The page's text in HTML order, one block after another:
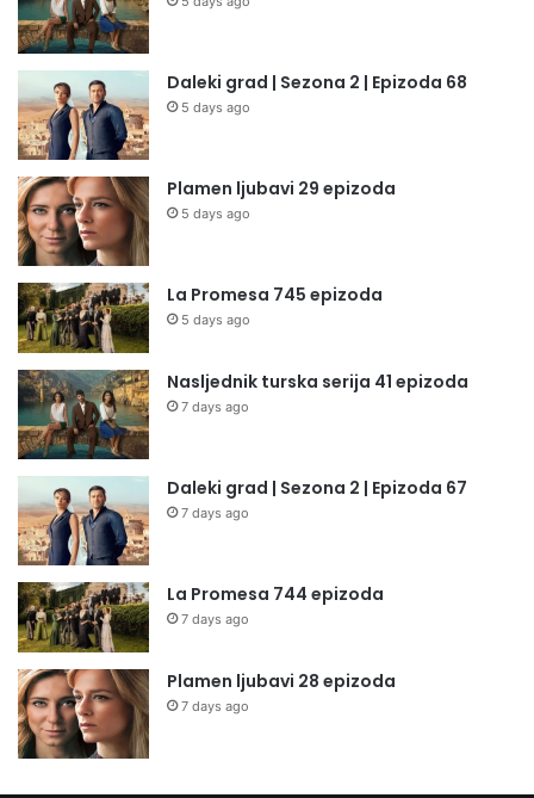
Daleki grad | Sezona 2 | Epizoda 68
5 days ago
Plamen ljubavi 29 epizoda
5 days ago
La Promesa 745 epizoda
5 days ago
Nasljednik turska serija 41 epizoda
7 days ago
Daleki grad | Sezona 2 | Epizoda 67
7 days ago
La Promesa 744 epizoda
7 days ago
Plamen ljubavi 28 epizoda
7 days ago